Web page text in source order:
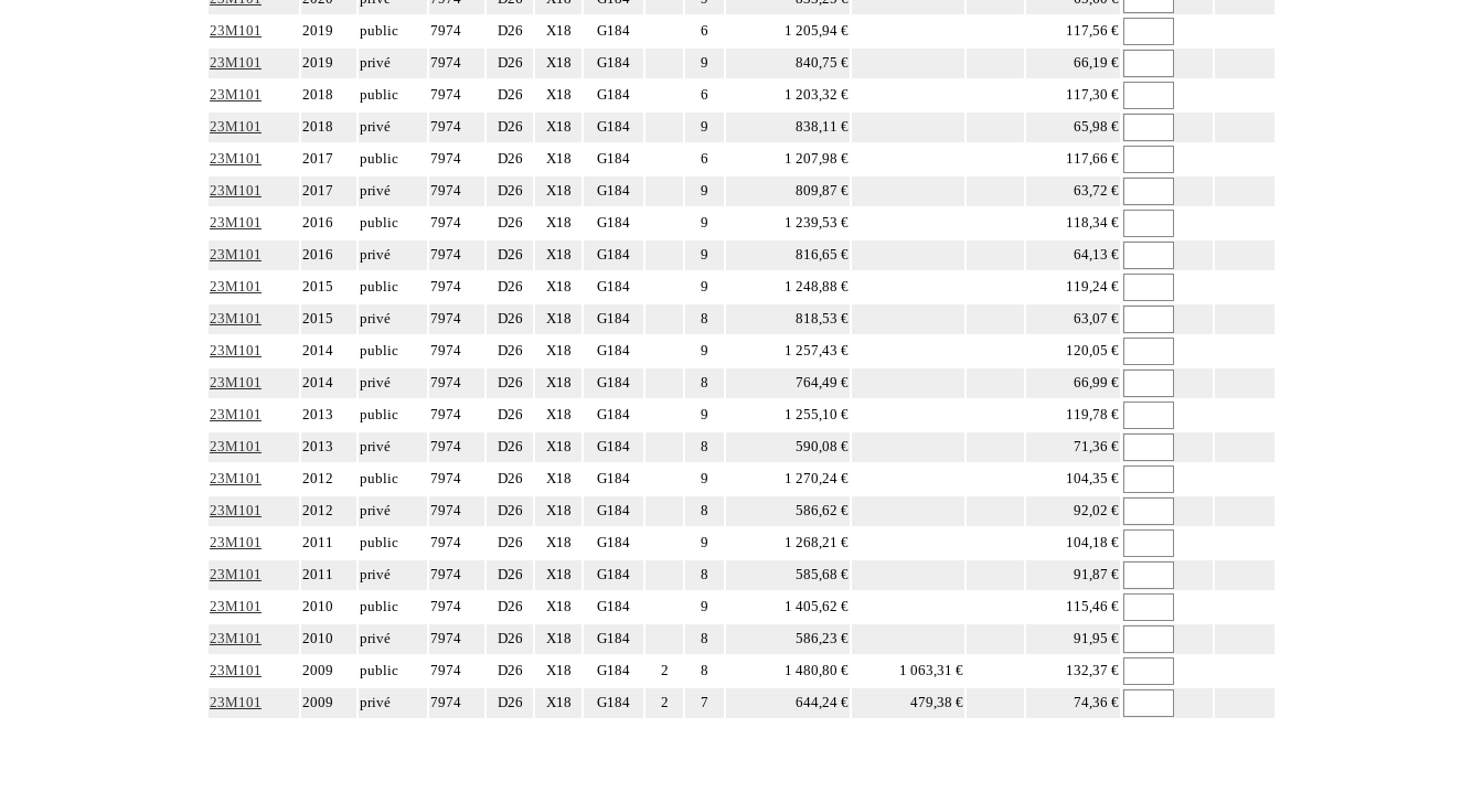
23M101
2019 public 7974 D26 X18 G184 6 1 205,94 €
117,56 €
23M101
2019 privé 7974 D26 X18 G184 9 840,75 €
66,19 €
23M101
2018 public 7974 D26 X18 G184 6 1 203,32 €
117,30 €
23M101
2018 privé 7974 D26 X18 G184 9 838,11 €
65,98 €
23M101
2017 public 7974 D26 X18 G184 6 1 207,98 €
117,66 €
23M101
2017 privé 7974 D26 X18 G184 9 809,87 €
63,72 €
23M101
2016 public 7974 D26 X18 G184 9 1 239,53 €
118,34 €
23M101
2016 privé 7974 D26 X18 G184 9 816,65 €
64,13 €
23M101
2015 public 7974 D26 X18 G184 9 1 248,88 €
119,24 €
23M101
2015 privé 7974 D26 X18 G184 8 818,53 €
63,07 €
23M101
2014 public 7974 D26 X18 G184 9 1 257,43 €
120,05 €
23M101
2014 privé 7974 D26 X18 G184 8 764,49 €
66,99 €
23M101
2013 public 7974 D26 X18 G184 9 1 255,10 €
119,78 €
23M101
2013 privé 7974 D26 X18 G184 8 590,08 €
71,36 €
23M101
2012 public 7974 D26 X18 G184 9 1 270,24 €
104,35 €
23M101
2012 privé 7974 D26 X18 G184 8 586,62 €
92,02 €
23M101
2011 public 7974 D26 X18 G184 9 1 268,21 €
104,18 €
23M101
2011 privé 7974 D26 X18 G184 8 585,68 €
91,87 €
23M101
2010 public 7974 D26 X18 G184 9 1 405,62 €
115,46 €
23M101
2010 privé 7974 D26 X18 G184 8 586,23 €
91,95 €
23M101
2009 public 7974 D26 X18 G184 2 8 1 480,80 € 1 063,31 €
132,37 €
23M101
2009 privé 7974 D26 X18 G184 2 7 644,24 € 479,38 € 74,36 €